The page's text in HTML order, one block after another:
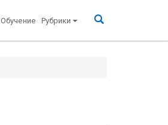
Обучение Рубрики